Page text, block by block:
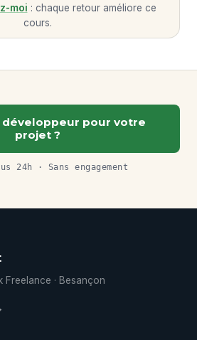
moi : chaque retour améliore ce
cours.
développeur pour votre
projet ?
24h · Sans engagement
· Besançon